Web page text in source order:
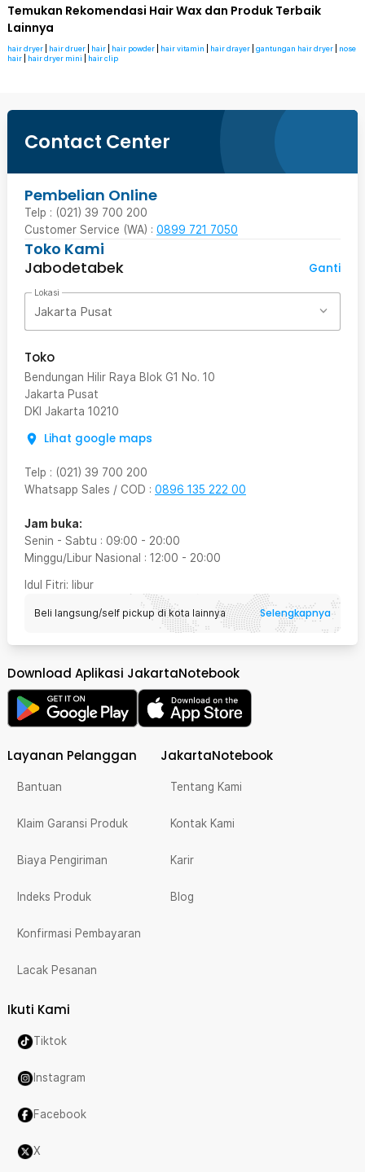
Temukan Rekomendasi Hair Wax dan Produk Terbaik
Lainnya
hair dryer hair druer hair hair powder hair vitamin hair drayer gantungan hair dryer
nose
hair
hair dryer mini hair clip
Contact Center
Pembelian Online
Telp : (021) 39 700 200
Customer Service (WA) : 0899 721 7050
Toko Kami
Jabodetabek
Ganti
Lokasi
Jakarta Pusat
Toko
Bendungan Hilir Raya Blok G1 No. 10
Jakarta Pusat
DKI Jakarta 10210
Lihat google maps
Telp : (021) 39 700 200
Whatsapp Sales / COD : 0896 135 222 00
Jam buka:
Senin - Sabtu : 09:00 - 20:00
Minggu/Libur Nasional : 12:00 - 20:00
Idul Fitri: libur
Beli langsung/self pickup di kota lainnya Selengkapnya
Download Aplikasi JakartaNotebook
Layanan Pelanggan
Bantuan
Klaim Garansi Produk
Biaya Pengiriman
Indeks Produk
Konfirmasi Pembayaran
Lacak Pesanan
JakartaNotebook
Tentang Kami
Kontak Kami
Karir
Blog
Ikuti Kami
Tiktok
Instagram
Facebook
X